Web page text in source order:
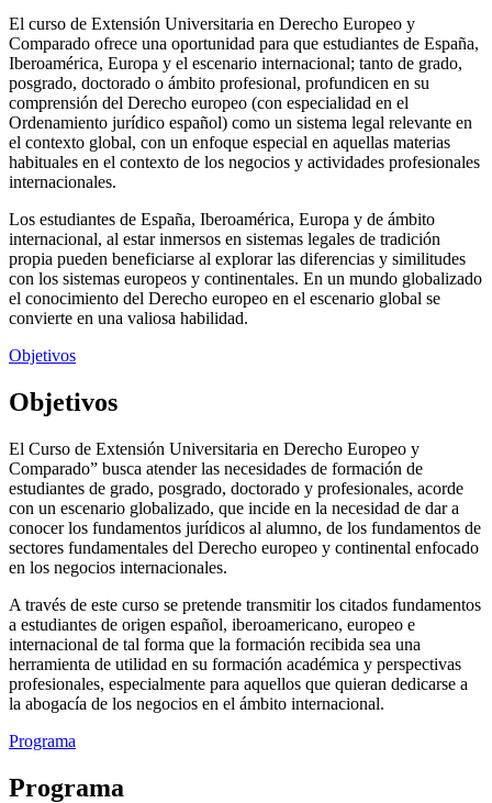
El curso de Extensión Universitaria en Derecho Europeo y
Comparado ofrece una oportunidad para que estudiantes de España,
Iberoamérica, Europa y el escenario internacional; tanto de grado,
posgrado, doctorado o ámbito profesional, profundicen en su
comprensión del Derecho europeo (con especialidad en el
Ordenamiento jurídico español) como un sistema legal relevante en
el contexto global, con un enfoque especial en aquellas materias
habituales en el contexto de los negocios y actividades profesionales
internacionales.
Los estudiantes de España, Iberoamérica, Europa y de ámbito
internacional, al estar inmersos en sistemas legales de tradición
propia pueden beneficiarse al explorar las diferencias y similitudes
con los sistemas europeos y continentales. En un mundo globalizado
el conocimiento del Derecho europeo en el escenario global se
convierte en una valiosa habilidad.
Objetivos
Objetivos
El Curso de Extensión Universitaria en Derecho Europeo y
Comparado” busca atender las necesidades de formación de
estudiantes de grado, posgrado, doctorado y profesionales, acorde
con un escenario globalizado, que incide en la necesidad de dar a
conocer los fundamentos jurídicos al alumno, de los fundamentos de
sectores fundamentales del Derecho europeo y continental enfocado
en los negocios internacionales.
A través de este curso se pretende transmitir los citados fundamentos
a estudiantes de origen español, iberoamericano, europeo e
internacional de tal forma que la formación recibida sea una
herramienta de utilidad en su formación académica y perspectivas
profesionales, especialmente para aquellos que quieran dedicarse a
la abogacía de los negocios en el ámbito internacional.
Programa
Programa